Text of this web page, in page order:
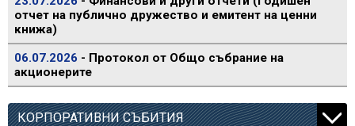
отчет на публично дружество и емитент на ценни
книжа)
06.07.2026 - Протокол от Общо събрание на
акционерите
КОРПОРАТИВНИ СЪБИТИЯ